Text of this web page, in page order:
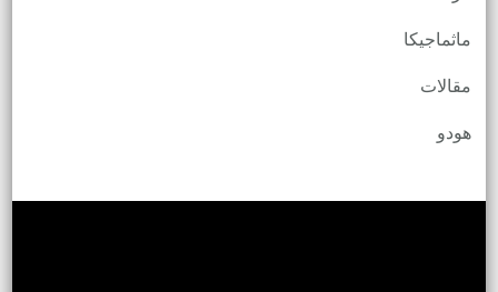
ماثماجيكا
مقالات
هودو